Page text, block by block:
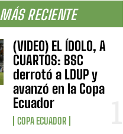
MÁS RECIENTE
(VIDEO) EL ÍDOLO, A
CUARTOS: BSC
derrotó a LDUP y
avanzó en la Copa
Ecuador
COPA ECUADOR